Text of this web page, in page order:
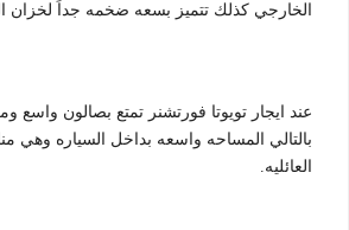
الخارجي كذلك تتميز بسعه ضخمه جداً لخزان
عند ايجار تويوتا فورتشنر تمتع بصالون واسع
بالتالي المساحه واسعه بداخل السياره وهي
العائليه.